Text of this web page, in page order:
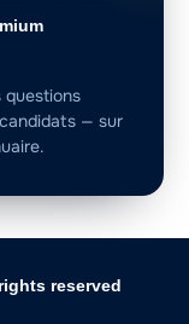
reserved